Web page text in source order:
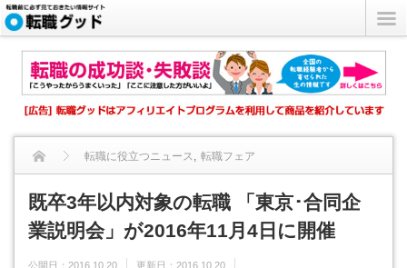
転職に役立つニュース, 転職フェア
既卒3年以内対象の転職 「東京･合同企業説明会」が2016年...
既卒3年以内対象の転職 「東京･合同企
業説明会」が2016年11月4日に開催
公開日： 2016.10.20 更新日： 2016.10.20